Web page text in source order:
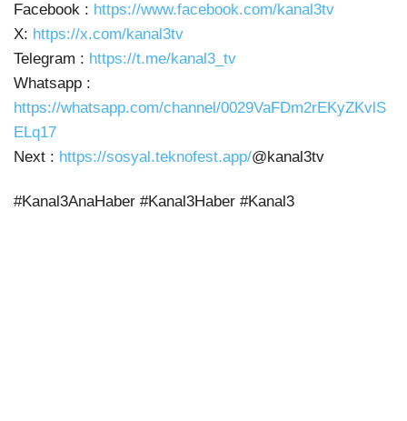
Facebook : https://www.facebook.com/kanal3tv
X: https://x.com/kanal3tv
Telegram : https://t.me/kanal3_tv
Whatsapp :
https://whatsapp.com/channel/0029VaFDm2rEKyZKvlS
ELq17
Next : https://sosyal.teknofest.app/@kanal3tv
#Kanal3AnaHaber #Kanal3Haber #Kanal3